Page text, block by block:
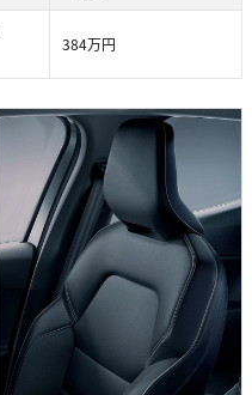
384万円